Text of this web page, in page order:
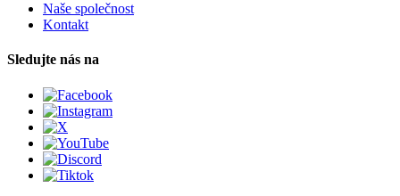
Naše společnost
Kontakt
Sledujte nás na